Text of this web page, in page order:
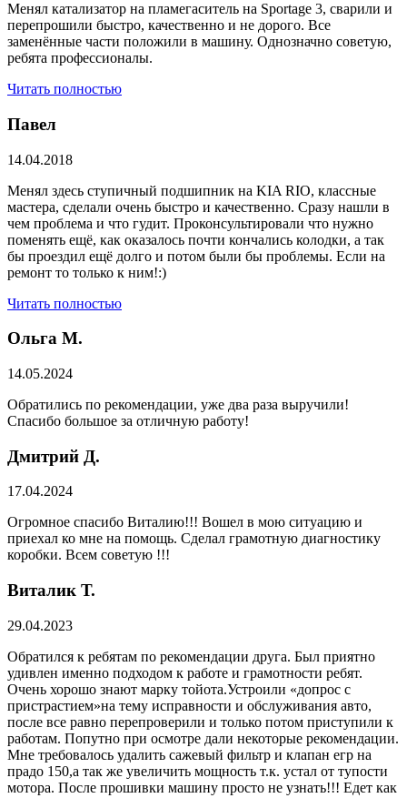
Менял катализатор на пламегаситель на Sportage 3, сварили и
перепрошили быстро, качественно и не дорого. Все
заменённые части положили в машину. Однозначно советую,
ребята профессионалы.
Читать полностью
Павел
14.04.2018
Менял здесь ступичный подшипник на KIA RIO, классные
мастера, сделали очень быстро и качественно. Сразу нашли в
чем проблема и что гудит. Проконсультировали что нужно
поменять ещё, как оказалось почти кончались колодки, а так
бы проездил ещё долго и потом были бы проблемы. Если на
ремонт то только к ним!:)
Читать полностью
Ольга М.
14.05.2024
Обратились по рекомендации, уже два раза выручили!
Спасибо большое за отличную работу!
Дмитрий Д.
17.04.2024
Огромное спасибо Виталию!!! Вошел в мою ситуацию и
приехал ко мне на помощь. Сделал грамотную диагностику
коробки. Всем советую !!!
Виталик Т.
29.04.2023
Обратился к ребятам по рекомендации друга. Был приятно
удивлен именно подходом к работе и грамотности ребят.
Очень хорошо знают марку тойота.Устроили «допрос с
пристрастием»на тему исправности и обслуживания авто,
после все равно перепроверили и только потом приступили к
работам. Попутно при осмотре дали некоторые рекомендации.
Мне требовалось удалить сажевый фильтр и клапан егр на
прадо 150,а так же увеличить мощность т.к. устал от тупости
мотора. После прошивки машину просто не узнать!!! Едет как